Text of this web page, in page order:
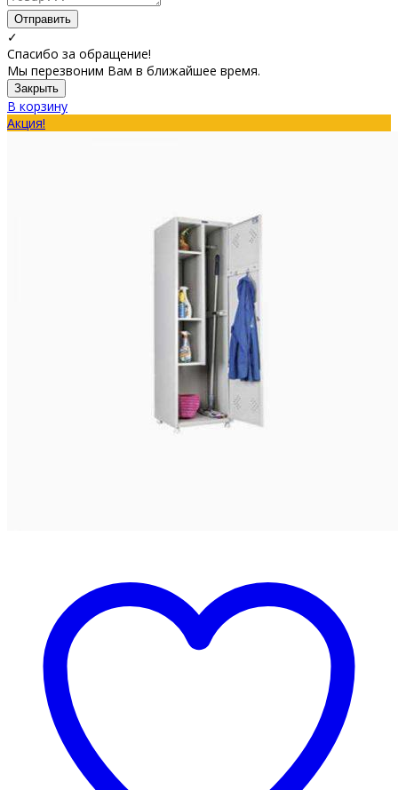
Отправить
✓
Спасибо за обращение!
Мы перезвоним Вам в ближайшее время.
Закрыть
В корзину
Акция!